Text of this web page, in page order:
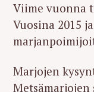
Viime vuonna
Vuosina 2015
Marjojen
Metsämarjojen